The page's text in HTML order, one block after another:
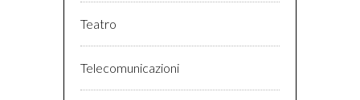
Teatro
Telecomunicazioni